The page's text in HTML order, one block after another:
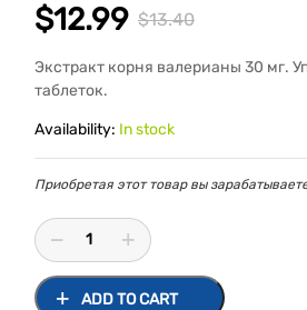
$13.40
$12.99
Экстракт корня валерианы 30 мг.
таблеток.
Availability: In stock
Приобретая этот товар вы
ADD TO CART